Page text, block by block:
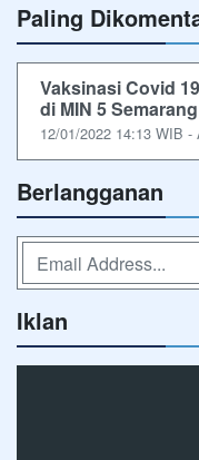
Paling
Vaksinasi Covid
di MIN 5 Semarang
12/01/2022 14:13 WIB -
Berlangganan
Iklan